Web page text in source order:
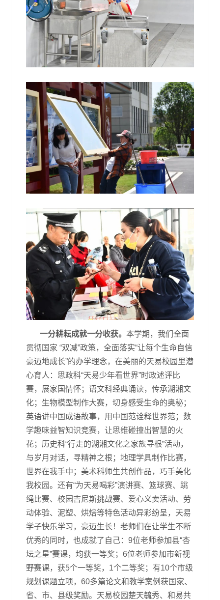
一分耕耘成就一分收获。本学期，我们全面
贯彻国家 “双减”政策，全面落实“让每个生命自信
豪迈地成长”的办学理念，在美丽的天易校园里潜
心育人：思政科“天易少年看世界”时政述评比
赛，展家国情怀；语文科经典诵读，传承湖湘文
化；生物模型制作大赛，切身感受生命的奥秘；
英语讲中国成语故事，用中国范诠释世界范；数
学趣味益智知识竞赛，让思维碰撞出智慧的火
花；历史科“行走的湖湘文化之家族寻根”活动，
与岁月对话，寻精神之根；地理学具制作比赛，
世界在我手中；美术科师生共创作品，巧手美化
我校园。还有“为天易喝彩”演讲赛、篮球赛、跳
绳比赛、校园吉尼斯挑战赛、爱心义卖活动、劳
动体验、泥塑、烘焙等特色活动异彩纷呈，天易
学子快乐学习，豪迈生长！老师们在让学生不断
优秀的同时，也成就了自己：9位老师参加县“杏
坛之星”赛课，均获一等奖；6位老师参加市新视
野赛课，获5个一等奖，1个二等奖；有10个市级
规划课题立项，60多篇论文和教学案例获国家、
省、市、县级奖励。天易校园楚天毓秀、和易共